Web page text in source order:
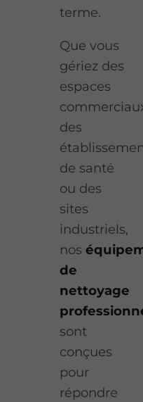
terme.
Que vous
gériez des
espaces
des
de santé
ou des
sites
industriels,
nos
de
nettoyage
sont
conçues
pour
répondre